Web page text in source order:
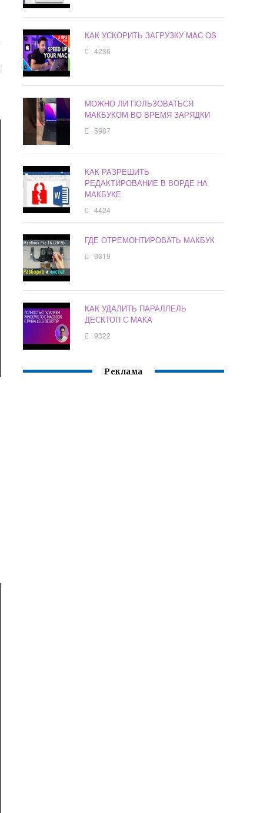
КАК УСКОРИТЬ ЗАГРУЗКУ MAC OS
4236
МОЖНО ЛИ ПОЛЬЗОВАТЬСЯ
МАКБУКОМ ВО ВРЕМЯ ЗАРЯДКИ
5987
КАК РАЗРЕШИТЬ
РЕДАКТИРОВАНИЕ В ВОРДЕ НА
МАКБУКЕ
4424
ГДЕ ОТРЕМОНТИРОВАТЬ МАКБУК
9319
КАК УДАЛИТЬ ПАРАЛЛЕЛЬ
ДЕСКТОП С МАКА
9322
Реклама